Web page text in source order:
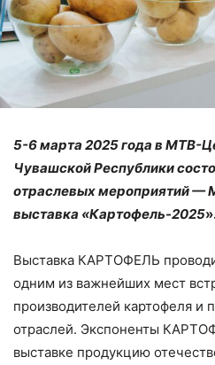
5-6 марта 2025 года в МТВ-
Чувашской Республики
отраслевых мероприятий —
выставка «Картофель-2025
Выставка КАРТОФЕЛЬ
одним из важнейших мест
производителей картофеля и
отраслей. Экспоненты
выставке продукцию